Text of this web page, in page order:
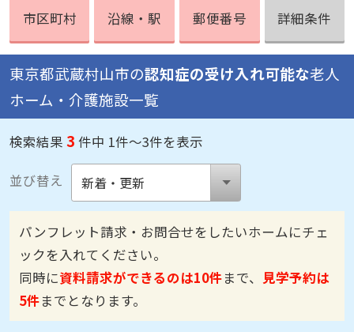
市区町村 沿線・駅 郵便番号 詳細条件
東京都武蔵村山市の認知症の受け入れ可能な老人
ホーム・介護施設一覧
検索結果 3 件中 1件～3件を表示
並び替え
パンフレット請求・お問合せをしたいホームにチェ
ックを入れてください。
同時に資料請求ができるのは10件まで、 見学予約は
5件までとなります。